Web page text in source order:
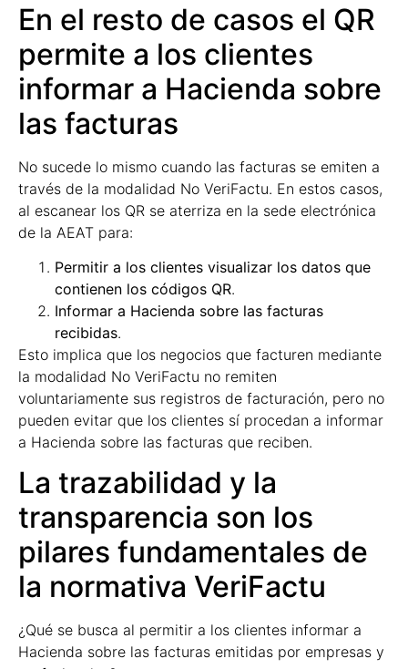
En el resto de casos el QR
permite a los clientes
informar a Hacienda sobre
las facturas
No sucede lo mismo cuando las facturas se emiten a
través de la modalidad No VeriFactu. En estos casos,
al escanear los QR se aterriza en la sede electrónica
de la AEAT para:
Permitir a los clientes visualizar los datos que
contienen los códigos QR.
Informar a Hacienda sobre las facturas
recibidas.
Esto implica que los negocios que facturen mediante
la modalidad No VeriFactu no remiten
voluntariamente sus registros de facturación, pero no
pueden evitar que los clientes sí procedan a informar
a Hacienda sobre las facturas que reciben.
La trazabilidad y la
transparencia son los
pilares fundamentales de
la normativa VeriFactu
¿Qué se busca al permitir a los clientes informar a
Hacienda sobre las facturas emitidas por empresas y